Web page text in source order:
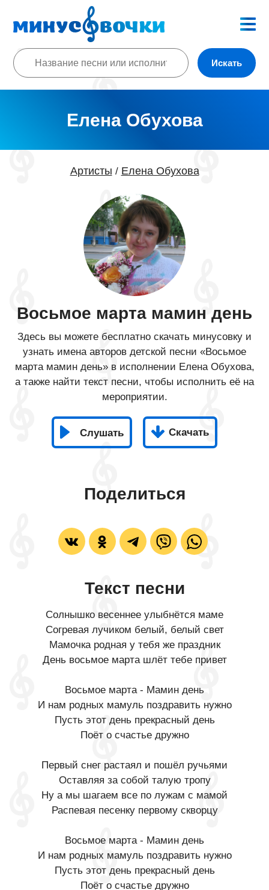
Искать
Елена Обухова
Артисты / Елена Обухова
Восьмое марта мамин день
Здесь вы можете бесплатно скачать минусовку и
узнать имена авторов детской песни «Восьмое
марта мамин день» в исполнении Елена Обухова,
а также найти текст песни, чтобы исполнить её на
мероприятии.
Слушать Скачать
Поделиться
Текст песни
Солнышко весеннее улыбнётся маме
Согревая лучиком белый, белый свет
Мамочка родная у тебя же праздник
День восьмое марта шлёт тебе привет
Восьмое марта - Мамин день
И нам родных мамуль поздравить нужно
Пусть этот день прекрасный день
Поёт о счастье дружно
Первый снег растаял и пошёл ручьями
Оставляя за собой талую тропу
Ну а мы шагаем все по лужам с мамой
Распевая песенку первому скворцу
Восьмое марта - Мамин день
И нам родных мамуль поздравить нужно
Пусть этот день прекрасный день
Поёт о счастье дружно